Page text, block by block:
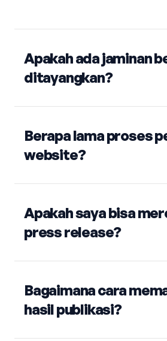
Apakah ada jaminan
ditayangkan?
Berapa lama proses
website?
Apakah saya bisa
press release?
Bagaimana cara
hasil publikasi?